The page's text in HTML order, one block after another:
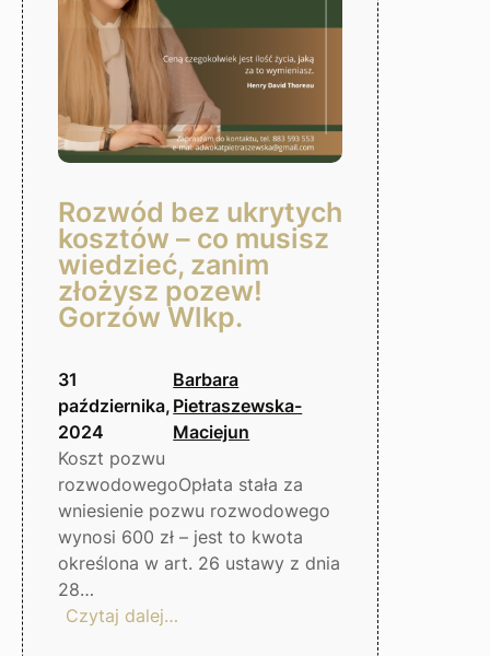
Rozwód bez ukrytych
kosztów – co musisz
wiedzieć, zanim
złożysz pozew!
Gorzów Wlkp.
31
października,
2024
Barbara
Pietraszewska-
Maciejun
Koszt pozwu
rozwodowegoOpłata stała za
wniesienie pozwu rozwodowego
wynosi 600 zł – jest to kwota
określona w art. 26 ustawy z dnia
28…
Czytaj dalej…